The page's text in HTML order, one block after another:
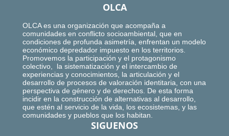
OLCA
OLCA es una organización que acompaña a
comunidades en conflicto socioambiental, que en
condiciones de profunda asimetría, enfrentan un modelo
económico depredador impuesto en los territorios.
Promovemos la participación y el protagonismo
colectivo, la sistematización y el intercambio de
experiencias y conocimientos, la articulación y el
desarrollo de procesos de valoración identitaria, con una
perspectiva de género y de derechos. De esta forma
incidir en la construcción de alternativas al desarrollo,
que estén al servicio de la vida, los ecosistemas, y las
comunidades y pueblos que los habitan.
SIGUENOS